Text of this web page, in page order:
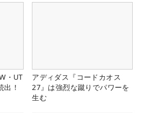
・UT
！
アディダス『コードカオス
27』は強烈な蹴りでパワーを
生む